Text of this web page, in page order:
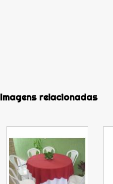
Imagens relacionadas